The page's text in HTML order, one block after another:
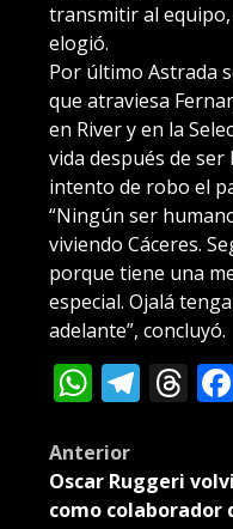
transmitir al
elogió.
Por último Astrada
que atraviesa
en River y en la
vida después de
intento de robo el
“Ningún ser
viviendo Cáceres.
porque tiene una
especial. Ojalá
adelante”, concluyó.
Post
navigation
Anterior
Oscar Ruggeri
como colaborador